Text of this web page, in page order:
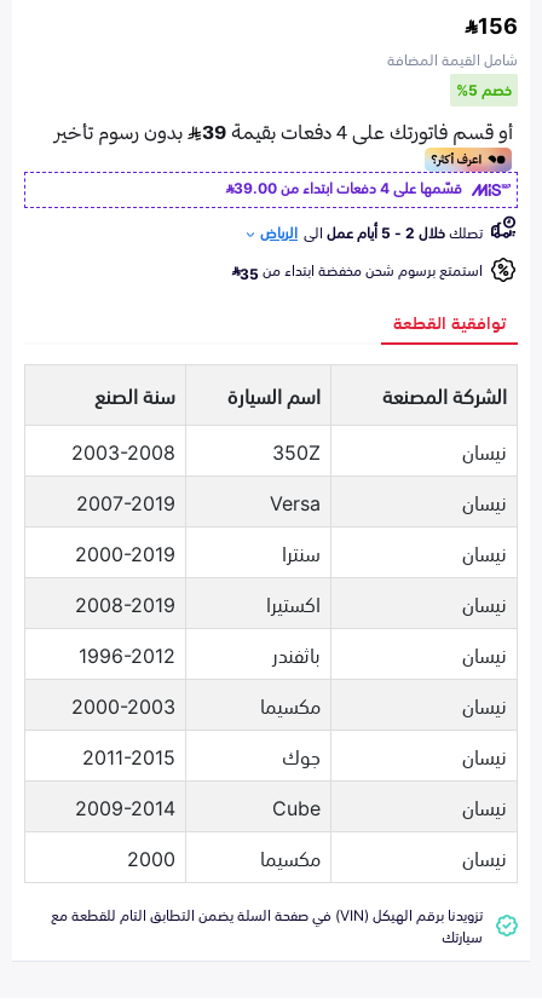
156
شامل القيمة المضافة
خصم 5%
قسّمها على 4 دفعات ابتداء من
39.00
تصلكخلال 2 - 5 أيام عمل الى الرياض
استمتع برسوم شحن مخفضة ابتداء من35
توافقية القطعة
الشركة المصنعة اسم السيارة
سنة الصنع
نيسان
350Z
2003-2008
نيسان
Versa
2007-2019
نيسان
سنترا
2000-2019
نيسان
اكستيرا
2008-2019
نيسان
باثفندر
1996-2012
نيسان
مكسيما
2000-2003
نيسان
جوك
2011-2015
نيسان
Cube
2009-2014
نيسان
مكسيما 2000
تزويدنا برقم الهيكل (VIN) في صفحة السلة يضمن التطابق التام للقطعة مع
سيارتك